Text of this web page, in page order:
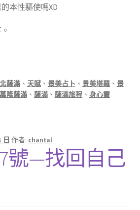
本性驅使嗎XD
薩滿、 天賦、 景美占卜 、 景美塔羅、 景
萬隆薩滿、 薩滿、 薩滿旅程、 身心靈
日 作者: chantal
號—找回自己